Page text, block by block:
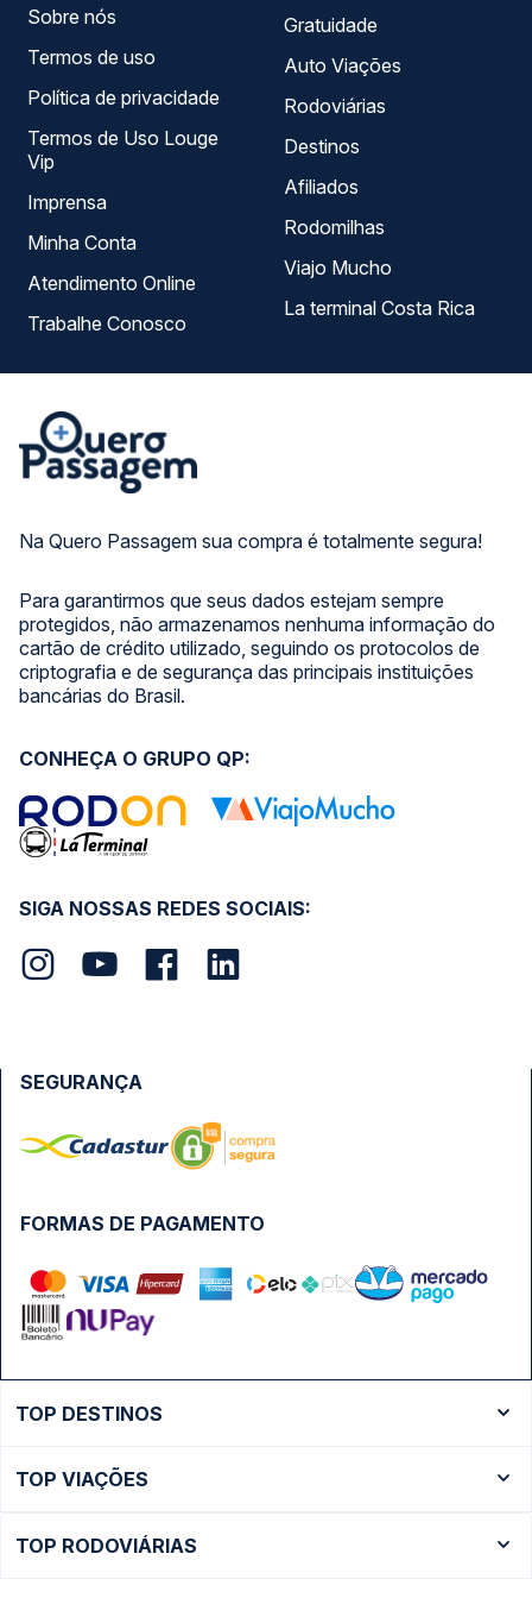
Na Quero Passagem sua compra é totalmente segura!
Para garantirmos que seus dados estejam sempre
protegidos, não armazenamos nenhuma informação do
cartão de crédito utilizado, seguindo os protocolos de
criptografia e de segurança das principais instituições
bancárias do Brasil.
Sobre nós
Termos de uso
Política de privacidade
Termos de Uso Louge
Vip
Imprensa
Minha Conta
Atendimento Online
Trabalhe Conosco
Gratuidade
Auto Viações
Rodoviárias
Destinos
Afiliados
Rodomilhas
Viajo Mucho
La terminal Costa Rica
SIGA NOSSAS REDES SOCIAIS:
CONHEÇA O GRUPO QP:
FORMAS DE PAGAMENTO
SEGURANÇA
TOP DESTINOS
Ônibus São Paulo
TOP VIAÇÕES
TOP RODOVIÁRIAS